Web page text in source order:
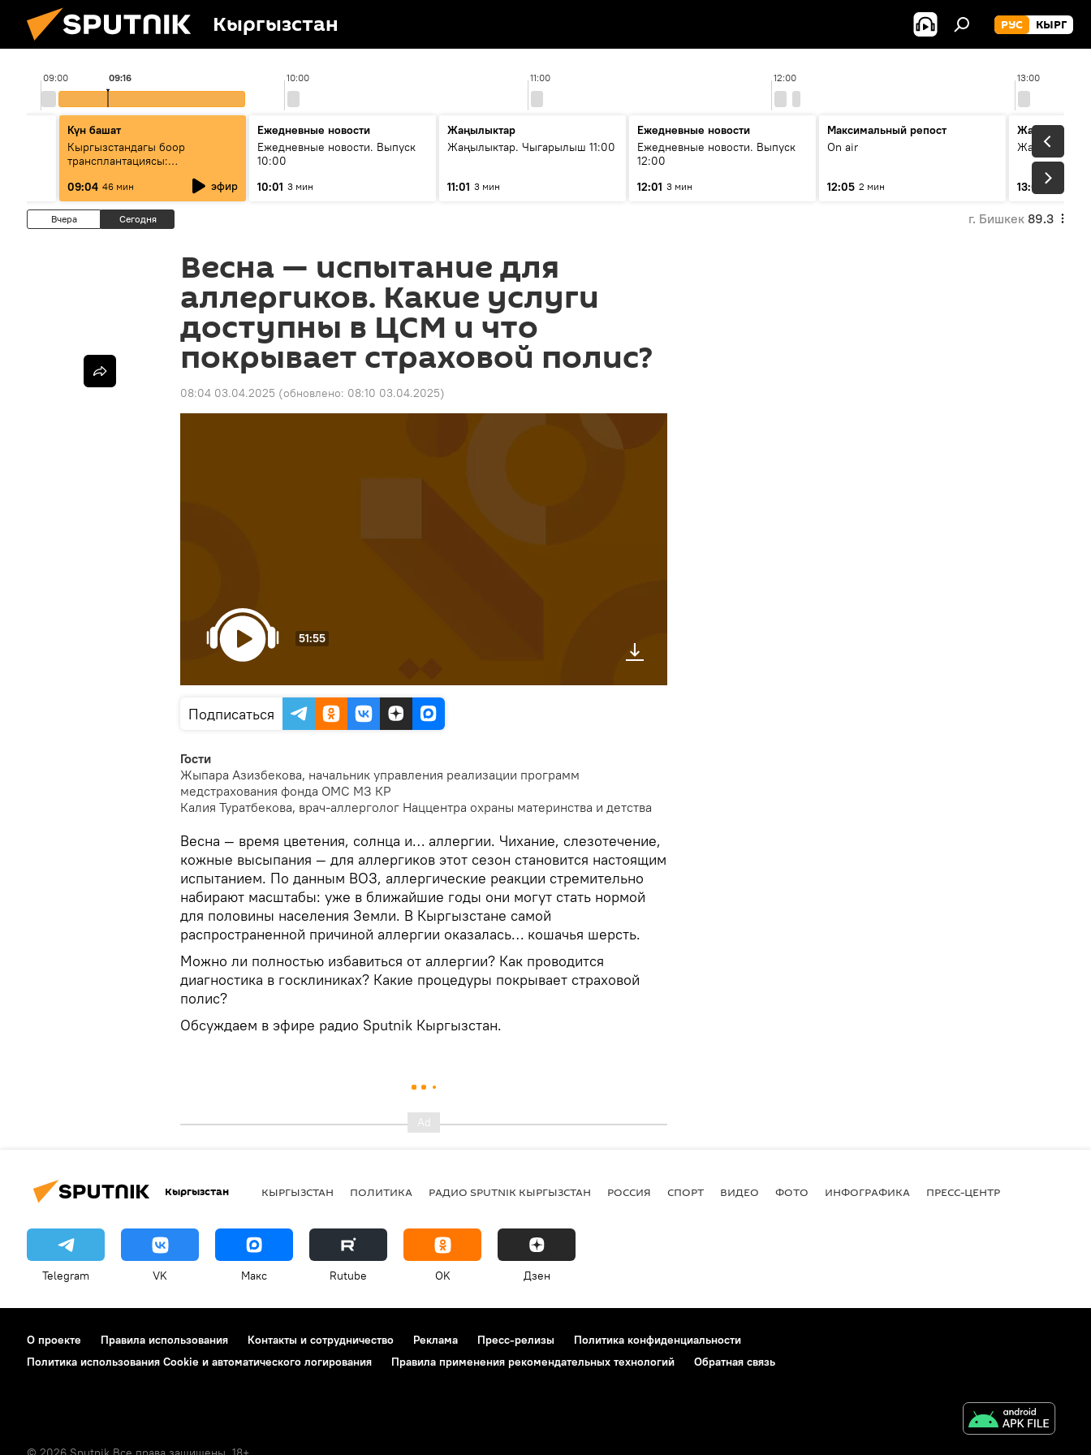
Кыргызстан РУС КЫРГ
09:00 10:00 11:00 12:00 13:00
09:16
Күн башат
Кыргызстандагы боор
трансплантациясы:
жетишкендиктер жана өнүгүү
келечеги
09:04 46 мин эфир
Ежедневные новости
Ежедневные новости. Выпуск
10:00
10:01 3 мин
Жаңылыктар
Жаңылыктар. Чыгарылыш 11:00
11:01 3 мин
Ежедневные новости
Ежедневные новости. Выпуск
12:00
12:01 3 мин
Максимальный репост
On air
12:05 2 мин
Жаңылыктар
13:01 3 мин
Вчера Сегодня г. Бишкек 89.3
Весна — испытание для
аллергиков. Какие услуги
доступны в ЦСМ и что
покрывает страховой полис?
08:04 03.04.2025 (обновлено: 08:10 03.04.2025)
51:55
Подписаться
Гости
Жыпара Азизбекова, начальник управления реализации программ
медстрахования фонда ОМС МЗ КР
Калия Туратбекова, врач-аллерголог Наццентра охраны материнства и детства
Весна — время цветения, солнца и… аллергии. Чихание, слезотечение,
кожные высыпания — для аллергиков этот сезон становится настоящим
испытанием. По данным ВОЗ, аллергические реакции стремительно
набирают масштабы: уже в ближайшие годы они могут стать нормой
для половины населения Земли. В Кыргызстане самой
распространенной причиной аллергии оказалась… кошачья шерсть.
Можно ли полностью избавиться от аллергии? Как проводится
диагностика в госклиниках? Какие процедуры покрывает страховой
полис?
Обсуждаем в эфире радио Sputnik Кыргызстан.
Кыргызстан КЫРГЫЗСТАН ПОЛИТИКА РАДИО SPUTNIK КЫРГЫЗСТАН РОССИЯ СПОРТ ВИДЕО ФОТО ИНФОГРАФИКА ПРЕСС-ЦЕНТР
Telegram VK Макс Rutube OK Дзен
О проекте Правила использования Контакты и сотрудничество Реклама Пресс-релизы
Политика конфиденциальности
Политика использования Cookie и автоматического логирования
Правила применения рекомендательных технологий Обратная связь